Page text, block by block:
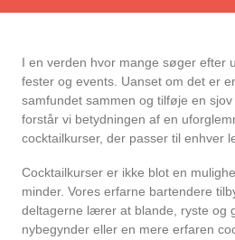
I en verden hvor mange søger efter
fester og events. Uanset om det er
samfundet sammen og tilføje en
forstår vi betydningen af en
cocktailkurser, der passer til enhver
Cocktailkurser er ikke blot en
minder. Vores erfarne bartendere
deltagerne lærer at blande, ryste og
nybegynder eller en mere erfaren